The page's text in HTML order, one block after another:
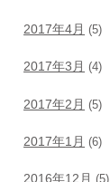
2017年4月 (5)
2017年3月 (4)
2017年2月 (5)
2017年1月 (6)
2016年12月